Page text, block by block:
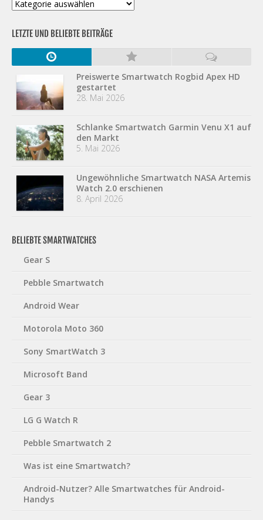
LETZTE UND BELIEBTE BEITRÄGE
Preiswerte Smartwatch Rogbid Apex HD
gestartet
28. Mai 2026
Schlanke Smartwatch Garmin Venu X1 auf
den Markt
5. Mai 2026
Ungewöhnliche Smartwatch NASA Artemis
Watch 2.0 erschienen
8. April 2026
BELIEBTE SMARTWATCHES
Gear S
Pebble Smartwatch
Android Wear
Motorola Moto 360
Sony SmartWatch 3
Microsoft Band
Gear 3
LG G Watch R
Pebble Smartwatch 2
Was ist eine Smartwatch?
Android-Nutzer? Alle Smartwatches für Android-
Handys